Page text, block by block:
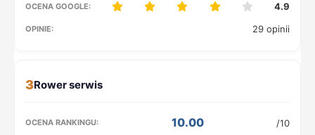
4.9
29 opinii
3
10.00 /10